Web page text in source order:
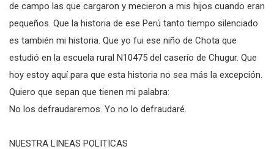
de campo las que cargaron y mecieron a mis hijos cuando eran
pequeños. Que la historia de ese Perú tanto tiempo silenciado
es también mi historia. Que yo fui ese niño de Chota que
estudió en la escuela rural N10475 del caserío de Chugur. Que
hoy estoy aquí para que esta historia no sea más la excepción.
Quiero que sepan que tienen mi palabra:
No los defraudaremos. Yo no lo defraudaré.
NUESTRA LINEAS POLITICAS